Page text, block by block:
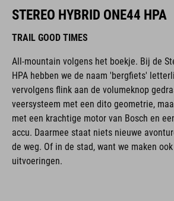
STEREO HYBRID ONE44 HPA
TRAIL GOOD TIMES
All-mountain volgens het boekje. Bij de
HPA hebben we de naam 'bergfiets'
vervolgens flink aan de volumeknop
veersysteem met een dito geometrie,
met een krachtige motor van Bosch en
accu. Daarmee staat niets nieuwe
de weg. Of in de stad, want we maken
uitvoeringen.